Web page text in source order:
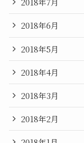
2018年6月
2018年5月
2018年4月
2018年3月
2018年2月